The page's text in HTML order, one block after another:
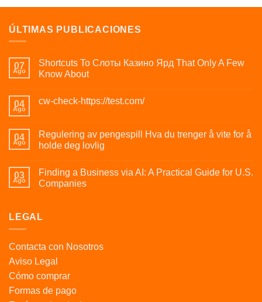
ÚLTIMAS PUBLICACIONES
07
Ago
Shortcuts To Слоты Казино Ярд That Only A Few
Know About
04
Ago
cw-check-https://test.com/
04
Ago
Regulering av pengespill Hva du trenger å vite for å
holde deg lovlig
03
Ago
Finding a Business via AI: A Practical Guide for U.S.
Companies
LEGAL
Contacta con Nosotros
Aviso Legal
Cómo comprar
Formas de pago